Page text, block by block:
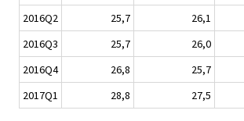
2016Q2
25,7 26,1
2016Q3
25,7 26,0
2016Q4
26,8 25,7
2017Q1
28,8 27,5